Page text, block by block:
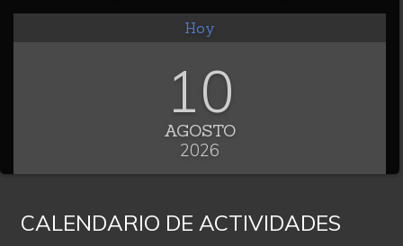
Hoy
10
AGOSTO
2026
CALENDARIO DE ACTIVIDADES